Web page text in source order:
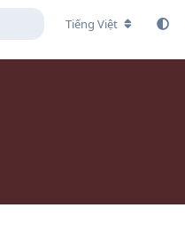
Tiếng Việt